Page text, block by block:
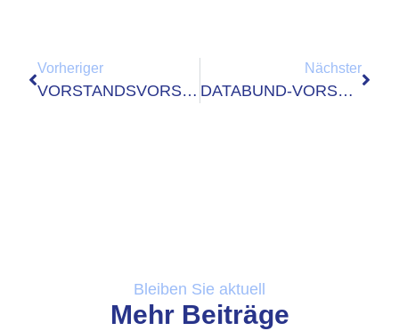
Vorheriger
VORSTANDSVORSITZENDER BESUCHT BOL-SYSTEMHAUS
Nächster
DATABUND-VORSTANDSGESPRÄCHE BEI STAATSSEKRETÄR UND LANDES-CIO PROF. THOMAS POPP
Bleiben Sie aktuell
Mehr Beiträge